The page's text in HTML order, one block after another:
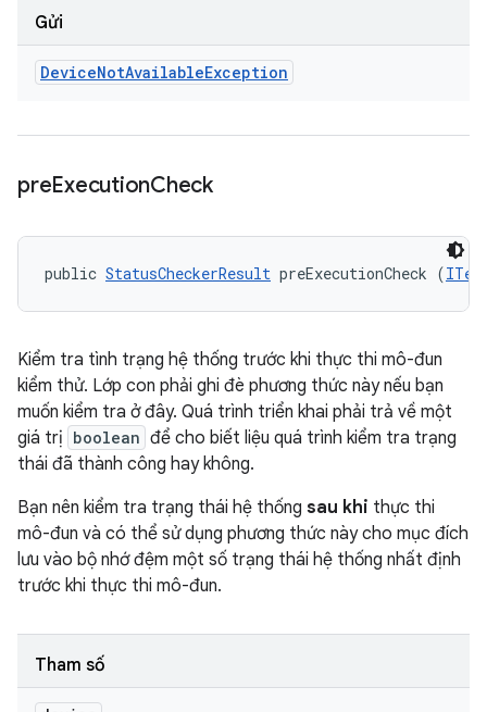
Gửi
DeviceNotAvailableException
preExecutionCheck
public StatusCheckerResult preExecutionCheck (
Kiểm tra tình trạng hệ thống trước khi thực thi mô-đun
kiểm thử. Lớp con phải ghi đè phương thức này nếu bạn
muốn kiểm tra ở đây. Quá trình triển khai phải trả về một
giá trị boolean để cho biết liệu quá trình kiểm tra trạng
thái đã thành công hay không.
Bạn nên kiểm tra trạng thái hệ thống sau khi thực thi
mô-đun và có thể sử dụng phương thức này cho mục đích
lưu vào bộ nhớ đệm một số trạng thái hệ thống nhất định
trước khi thực thi mô-đun.
Tham số